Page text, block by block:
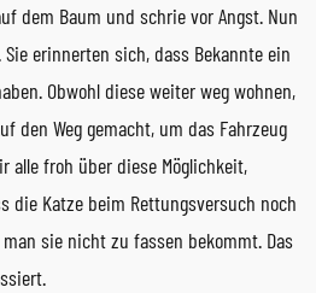
dem Baum und schrie vor Angst. Nun
erinnerten sich, dass Bekannte ein
Obwohl diese weiter weg wohnen,
den Weg gemacht, um das Fahrzeug
alle froh über diese Möglichkeit,
die Katze beim Rettungsversuch noch
sie nicht zu fassen bekommt. Das